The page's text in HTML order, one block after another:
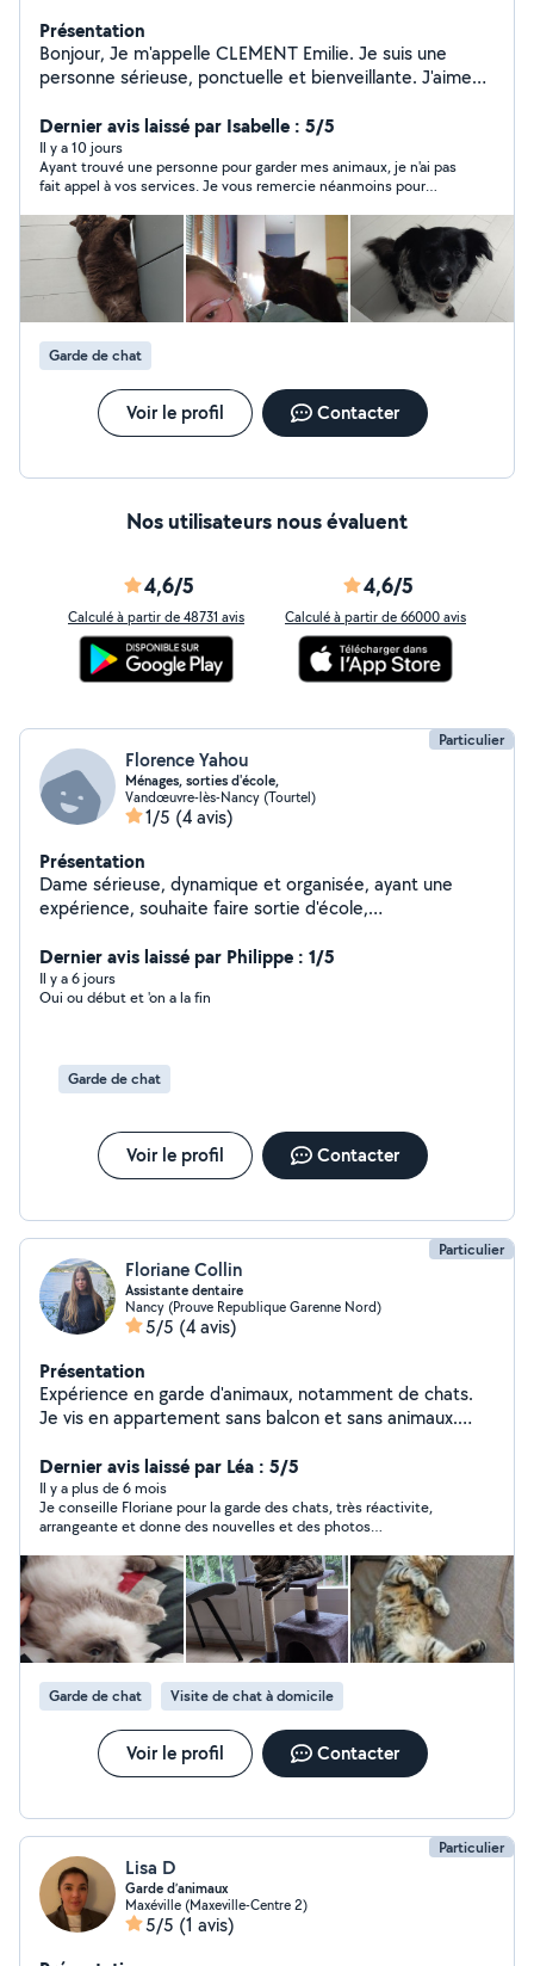
Présentation
Bonjour, Je m'appelle CLEMENT Emilie. Je suis une
personne sérieuse, ponctuelle et bienveillante. J'aime
services notamment pour la garde d'animaux et l'aide à
la personne, mais je reste ouverte à d'autres demandes
selon vos besoins. N'hésitez pas à me contacter.
Dernier avis laissé par Isabelle : 5/5
Il y a 10 jours
Ayant trouvé une personne pour garder mes animaux, je n'ai pas
fait appel à vos services. Je vous remercie néanmoins pour
Garde de chat
Voir le profil Contacter
Nos utilisateurs nous évaluent
4,6/5
Calculé à partir de 48731 avis
4,6/5
Calculé à partir de 66000 avis
Particulier
Florence Yahou
Ménages, sorties d'école,
Vandœuvre-lès-Nancy (Tourtel)
1/5 (4 avis)
Présentation
Dame sérieuse, dynamique et organisée, ayant une
expérience, souhaite faire sortie d'école,
domicile et secrétariat.
Dernier avis laissé par Philippe : 1/5
Il y a 6 jours
Oui ou début et 'on a la fin
Garde de chat
Voir le profil Contacter
Particulier
Floriane Collin
Assistante dentaire
Nancy (Prouve Republique Garenne Nord)
5/5 (4 avis)
Présentation
Expérience en garde d'animaux, notamment de chats.
Je vis en appartement sans balcon et sans animaux.
services pour l'aide aux devoirs ou pour des cours
particuliers jusqu'en 3e.
Dernier avis laissé par Léa : 5/5
Il y a plus de 6 mois
Je conseille Floriane pour la garde des chats, très réactivite,
arrangeante et donne des nouvelles et des photos
s'est senti comme chez lui ! encore merci !
Garde de chat Visite de chat à domicile
Voir le profil Contacter
Particulier
Lisa D
Garde d’animaux
Maxéville (Maxeville-Centre 2)
5/5 (1 avis)